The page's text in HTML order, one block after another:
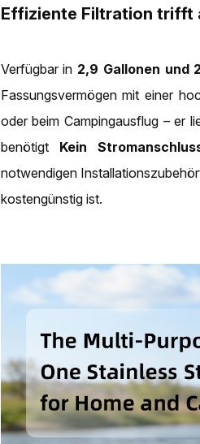
Effiziente Filtration trifft
Verfügbar in 2,9 Gallonen und
Fassungsvermögen mit einer
oder beim Campingausflug – er
benötigt Kein
notwendigen
kostengünstig ist.